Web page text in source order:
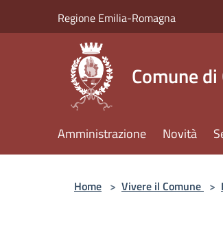
Regione Emilia-Romagna
Comune
Amministrazione Novità
Home > Vivere il Comune >